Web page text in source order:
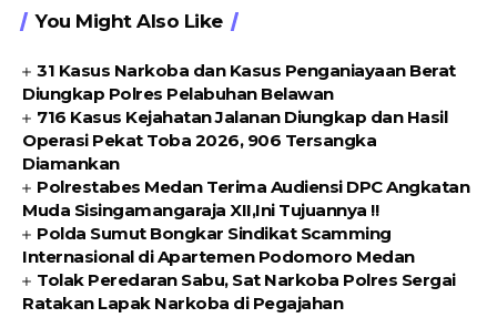
You Might Also Like
31 Kasus Narkoba dan Kasus Penganiayaan Berat
Diungkap Polres Pelabuhan Belawan
716 Kasus Kejahatan Jalanan Diungkap dan Hasil
Operasi Pekat Toba 2026, 906 Tersangka
Diamankan
Polrestabes Medan Terima Audiensi DPC Angkatan
Muda Sisingamangaraja XII,Ini Tujuannya !!
Polda Sumut Bongkar Sindikat Scamming
Internasional di Apartemen Podomoro Medan
Tolak Peredaran Sabu, Sat Narkoba Polres Sergai
Ratakan Lapak Narkoba di Pegajahan